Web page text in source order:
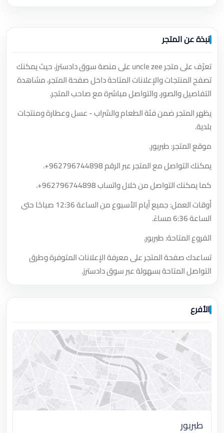
نبذة عن المتجر
تعرّف على متجر uncle zee على منصة سوق دادسترز، حيث يمكنك
تصفح المنتجات والإعلانات المتاحة داخل صفحة المتجر، مشاهدة
التفاصيل والصور، والتواصل مباشرة مع صاحب المتجر.
يظهر المتجر ضمن فئة الطعام والشراب - عسل وعطارة ومنتجات
بلدية.
موقع المتجر: طبربور.
يمكنك التواصل مع المتجر عبر الرقم+962796744898
.
كما يمكنك التواصل من خلال واتساب+962796744898
.
أوقات العمل: جميع أيام الأسبوع من الساعة 12:36 صباحًا حتى
الساعة 6:36 مساءً.
الفروع المتاحة: طبربور.
تساعدك صفحة المتجر على معرفة الإعلانات المتوفرة وطرق
التواصل المتاحة بسهولة عبر سوق دادسترز.
الأفرع
طبربور